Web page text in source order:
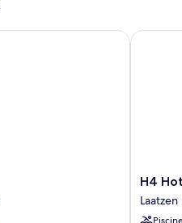
H4
Hotel
H4
Laatzen
H4